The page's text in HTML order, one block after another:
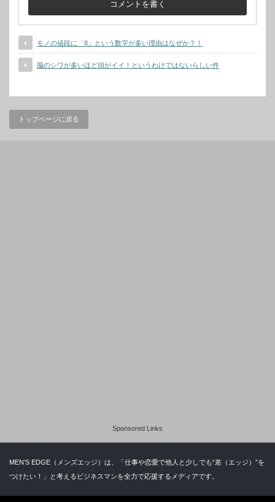
モノの値段に「8」という数字が多い理由はなぜか？！
脳のシワが多いほど頭がイイ！というわけではないらしい件
トップページに戻る
Sponsored Links
MEN’S EDGE（メンズエッジ）は、「仕事や恋愛で他人と少しでも“差（エッジ）”を
つけたい！」と考えるビジネスマンを全力で応援するメディアです。